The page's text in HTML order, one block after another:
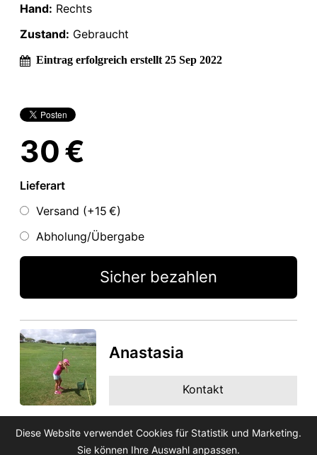
Hand: Rechts
Zustand: Gebraucht
Eintrag erfolgreich erstellt 25 Sep 2022
30 €
Lieferart
Versand (+15 €)
Abholung/Übergabe
Sicher bezahlen
Anastasia
Kontakt
Diese Website verwendet Cookies für Statistik und Marketing.
Sie können Ihre Auswahl anpassen.